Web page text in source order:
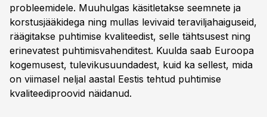
probleemidele. Muuhulgas käsitletakse seemnete ja
korstusjääkidega ning mullas levivaid teraviljahaiguseid,
räägitakse puhtimise kvaliteedist, selle tähtsusest ning
erinevatest puhtimisvahenditest. Kuulda saab Euroopa
kogemusest, tulevikusuundadest, kuid ka sellest, mida
on viimasel neljal aastal Eestis tehtud puhtimise
kvaliteediproovid näidanud.